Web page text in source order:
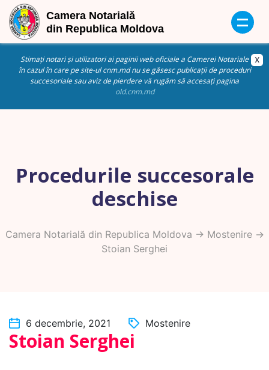
Stimați notari și utilizatori ai paginii web oficiale a Camerei Notariale
în cazul în care pe site-ul cnm.md nu se găsesc publicații de proceduri
succesoriale sau aviz de pierdere vă rugăm să accesați pagina
old.cnm.md
Procedurile succesorale
deschise
Camera Notarială din Republica Moldova -> Mostenire->
Stoian Serghei
6 decembrie, 2021 Mostenire
Stoian Serghei